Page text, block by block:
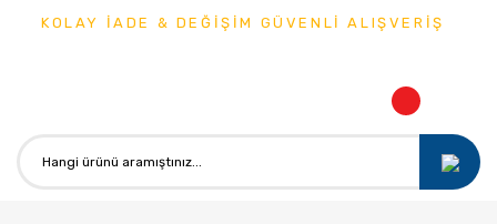
KOLAY İADE & DEĞİŞİM GÜVENLİ ALIŞVERİŞ